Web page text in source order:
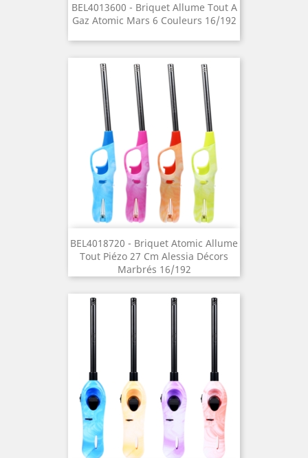
BEL4013600 - Briquet Allume Tout A
Gaz Atomic Mars 6 Couleurs 16/192
BEL4018720 - Briquet Atomic Allume
Tout Piézo 27 Cm Alessia Décors
Marbrés 16/192